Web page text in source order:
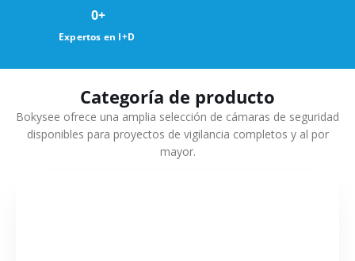
Expertos en I+D
0+
Categoría de producto
Bokysee ofrece una amplia selección de cámaras de seguridad
disponibles para proyectos de vigilancia completos y al por
mayor.